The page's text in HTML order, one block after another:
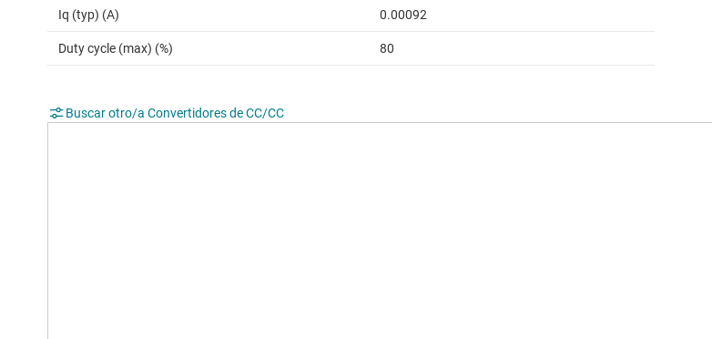
Iq (typ) (A) 0.00092
Duty cycle (max) (%) 80
Buscar otro/a Convertidores de CC/CC